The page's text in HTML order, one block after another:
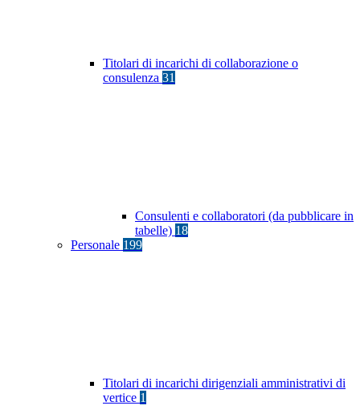
Titolari di incarichi di collaborazione o
consulenza 31
Consulenti e collaboratori (da pubblicare in
tabelle) 18
Personale 199
Titolari di incarichi dirigenziali amministrativi di
vertice 1